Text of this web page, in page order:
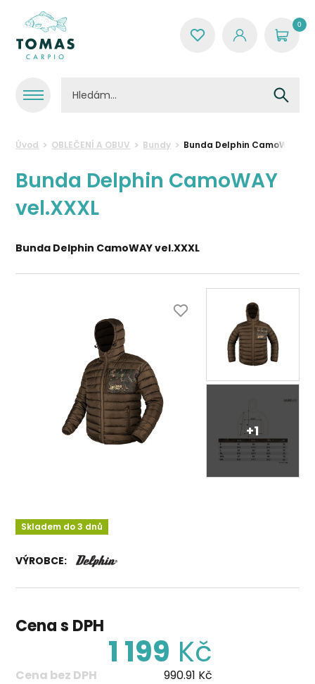
0
Úvod OBLEČENÍ A OBUV Bundy Bunda Delphin CamoWAY
Bunda Delphin CamoWAY
vel.XXXL
Bunda Delphin CamoWAY vel.XXXL
+1
Skladem do 3 dnů
VÝROBCE:
Cena s DPH
1 199 Kč
Cena bez DPH 990.91 Kč